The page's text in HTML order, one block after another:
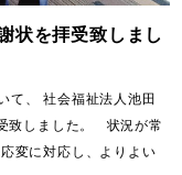
状を拝受致しまし
て、 社会福祉法人池田
致しました。 状況が常
変に対応し、よりよい